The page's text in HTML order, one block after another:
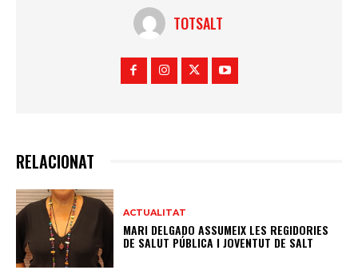
TOTSALT
RELACIONAT
ACTUALITAT
MARI DELGADO ASSUMEIX LES REGIDORIES
DE SALUT PÚBLICA I JOVENTUT DE SALT